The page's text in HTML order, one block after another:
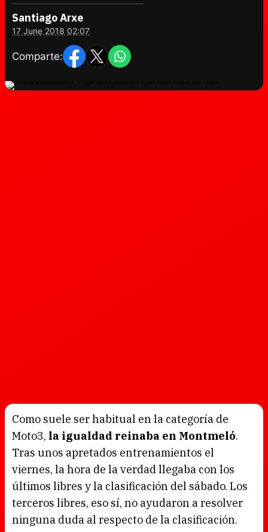
Santiago Arxe
17 June 2018 02:07
Comparte:
Como suele ser habitual en la categoría de
Moto3, la igualdad reinaba en Montmeló.
Tras unos apretados entrenamientos el
viernes, la hora de la verdad llegaba con los
últimos libres y la clasificación del sábado. Los
terceros libres, eso sí, no ayudaron a resolver
ninguna duda al respecto de la clasificación.